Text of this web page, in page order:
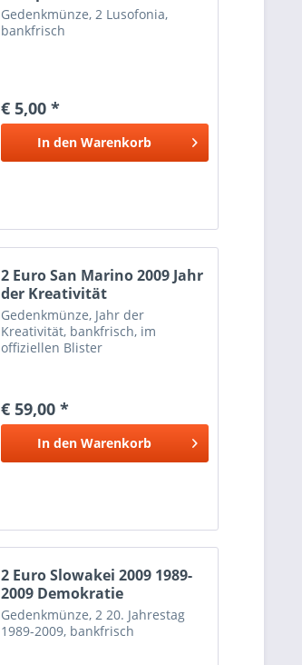
Gedenkmünze, 2 Lusofonia,
bankfrisch
€ 5,00 *
In den Warenkorb
2 Euro San Marino 2009 Jahr
der Kreativität
Gedenkmünze, Jahr der
Kreativität, bankfrisch, im
offiziellen Blister
€ 59,00 *
In den Warenkorb
2 Euro Slowakei 2009 1989-
2009 Demokratie
Gedenkmünze, 2 20. Jahrestag
1989-2009, bankfrisch